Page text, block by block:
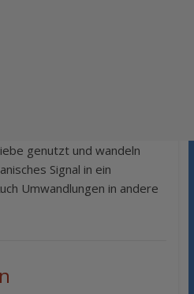
genutzt und wandeln
Signal in ein
Umwandlungen in andere